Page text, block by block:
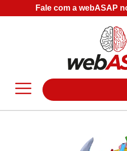
Fale com a webASAP